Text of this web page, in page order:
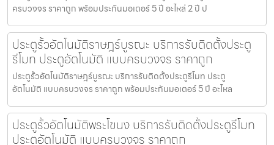
ครบวงจร ราคาถูก พร้อมประกันมอเตอร์ 5 ปี อะไหล่ 2 ปี ป
ประตูรั้วอัตโนมัติราษฎร์บูรณะ บริการรับติดตั้งประตู
รีโมท ประตูอัตโนมัติ แบบครบวงจร ราคาถูก
ประตูรั้วอัตโนมัติราษฎร์บูรณะ บริการรับติดตั้งประตูรีโมท ประตู
อัตโนมัติ แบบครบวงจร ราคาถูก พร้อมประกันมอเตอร์ 5 ปี อะไหล
ประตูรั้วอัตโนมัติพระโขนง บริการรับติดตั้งประตูรีโมท
ประตูอัตโนมัติ แบบครบวงจร ราคาถูก